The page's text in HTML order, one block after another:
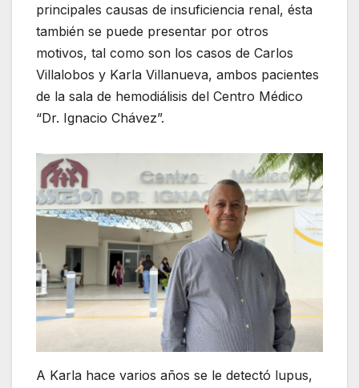
principales causas de insuficiencia renal, ésta
también se puede presentar por otros
motivos, tal como son los casos de Carlos
Villalobos y Karla Villanueva, ambos pacientes
de la sala de hemodiálisis del Centro Médico
“Dr. Ignacio Chávez”.
A Karla hace varios años se le detectó lupus,